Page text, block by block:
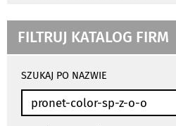
FILTRUJ KATALOG FIRM
wyszukiwania
automatycznie
SZUKAJ PO NAZWIE